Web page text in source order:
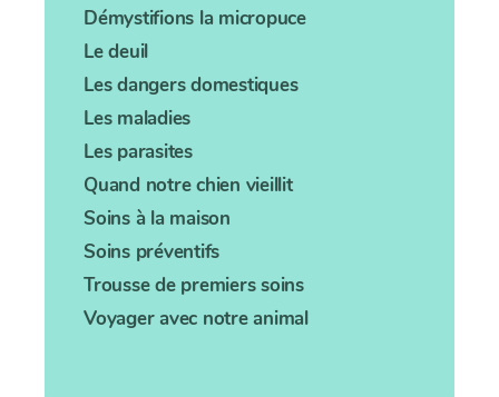
Démystifions la micropuce
Le deuil
Les dangers domestiques
Les maladies
Les parasites
Quand notre chien vieillit
Soins à la maison
Soins préventifs
Trousse de premiers soins
Voyager avec notre animal